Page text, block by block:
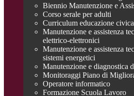
Biennio Manutenzione e
Corso serale per adulti
Curriculum educazione civica
Manutenzione e assistenza
elettrico-elettronici
Manutenzione e assistenza
sistemi energetici
Manutenzione e diagnostica
Monitoraggi Piano di
Operatore informatico
Formazione Scuola Lavoro